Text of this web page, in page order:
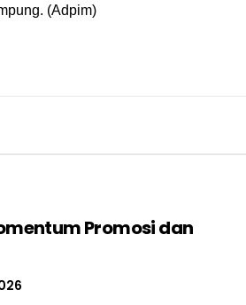
(Adpim)
Promosi dan